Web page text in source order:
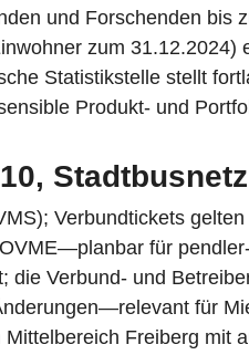
und Forschenden bis
zum 31.12.2024)
Statistikstelle stellt
Produkt- und
Verbundtickets
für
Verbund- und
für
Freiberg mit